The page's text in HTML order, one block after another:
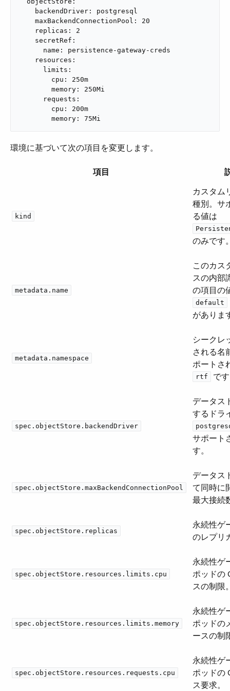
    backendDriver: postgresql
    maxBackendConnectionPool: 20
    replicas: 2
    secretRef:
      name: persistence-gateway-creds
    resources:
      limits:
        cpu: 250m
        memory: 250Mi
      requests:
        cpu: 200m
        memory: 75Mi
環境に基づいて次の項目を変更します。
項目
kind
カスタム
種別。サ
る値は ​
のみです
metadata.name
このカス
スの内部
の項目の
default
がありま
metadata.namespace
シークレ
される名
ポートさ
rtf で
spec.objectStore.backendDriver
データス
するドラ
サポート
す。
spec.objectStore.maxBackendConnectionPool
データス
て同時に
最大接続
spec.objectStore.replicas
永続性ゲ
のレプリ
spec.objectStore.resources.limits.cpu
永続性ゲ
ポッドの
スの制限
spec.objectStore.resources.limits.memory
永続性ゲ
ポッドの
ースの制
spec.objectStore.resources.requests.cpu
永続性ゲ
ポッドの
ス要求。